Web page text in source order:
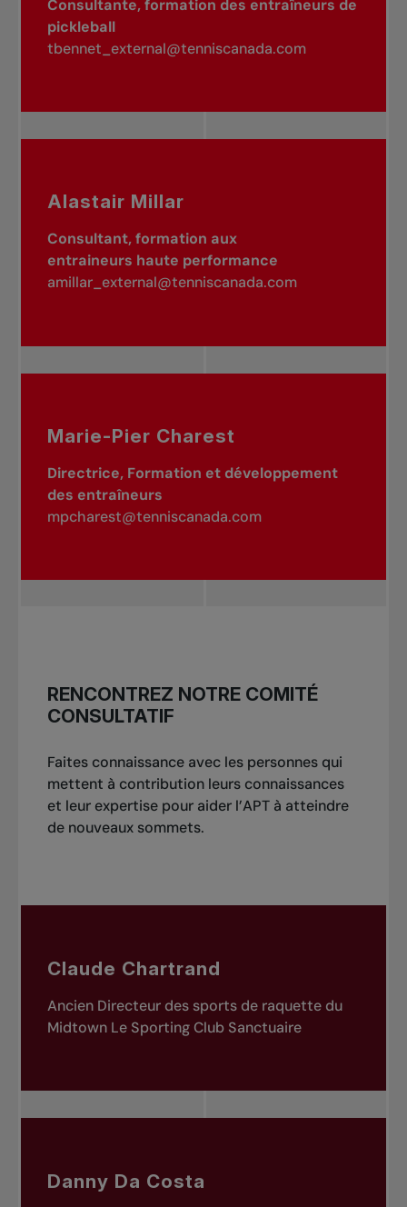
Consultante, formation des entraîneurs de
pickleball
tbennet_external@tenniscanada.com
Alastair Millar
Consultant, formation aux
entraineurs haute performance
amillar_external@tenniscanada.com
Marie-Pier Charest
Directrice, Formation et développement
des entraîneurs
mpcharest@tenniscanada.com
RENCONTREZ NOTRE COMITÉ
CONSULTATIF
Faites connaissance avec les personnes qui
mettent à contribution leurs connaissances
et leur expertise pour aider l’APT à atteindre
de nouveaux sommets.
Claude Chartrand
Ancien Directeur des sports de raquette du
Midtown Le Sporting Club Sanctuaire
Danny Da Costa